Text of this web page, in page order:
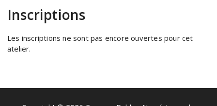
Inscriptions
Les inscriptions ne sont pas encore ouvertes pour cet
atelier.